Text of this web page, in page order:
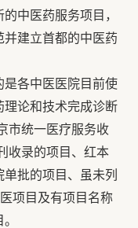
中医药服务项目，
建立首都的中医药
各中医医院目前使
理论和技术完成诊断
市统一医疗服务收
收录的项目、红本
批的项目、虽未列
项目及有项目名称